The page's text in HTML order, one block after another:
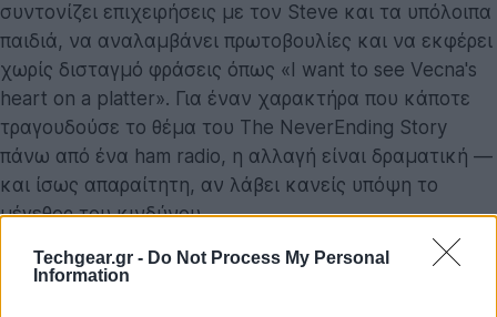
Techgear.gr - Do Not Process My Personal
Information
συντονίζει επιχειρήσεις με τον Steve και τα υπόλοιπα
παιδιά, να αναλαμβάνει πρωτοβουλίες και να εκφέρει
χωρίς δισταγμό φράσεις όπως «I want to see Vecna's
heart on a platter». Για έναν χαρακτήρα που κάποτε
τραγουδούσε το θέμα του The NeverEnding Story
πάνω από ένα ham radio, η αλλαγή είναι δραματική —
και ίσως απαραίτητη, αν λάβει κανείς υπόψη το
μέγεθος του κινδύνου.
Η ενηλικίωση της παρέας γίνεται ακόμη πιο έντονη